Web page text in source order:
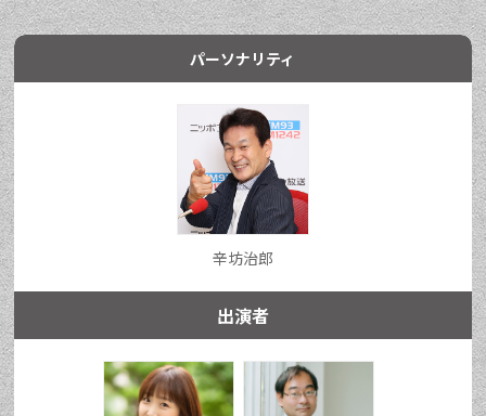
パーソナリティ
辛坊治郎
出演者